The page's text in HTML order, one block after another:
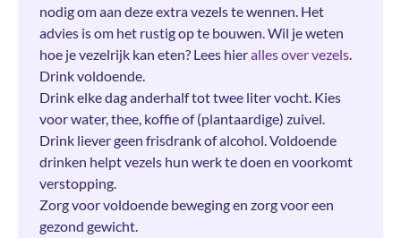
nodig om aan deze extra vezels te wennen. Het
advies is om het rustig op te bouwen. Wil je weten
hoe je vezelrijk kan eten? Lees hieralles over vezels.
Drink voldoende.
Drink elke dag anderhalf tot twee liter vocht. Kies
voor water, thee, koffie of (plantaardige) zuivel.
Drink liever geen frisdrank of alcohol. Voldoende
drinken helpt vezels hun werk te doen en voorkomt
verstopping.
Zorg voor voldoende beweging en zorg voor een
gezond gewicht.